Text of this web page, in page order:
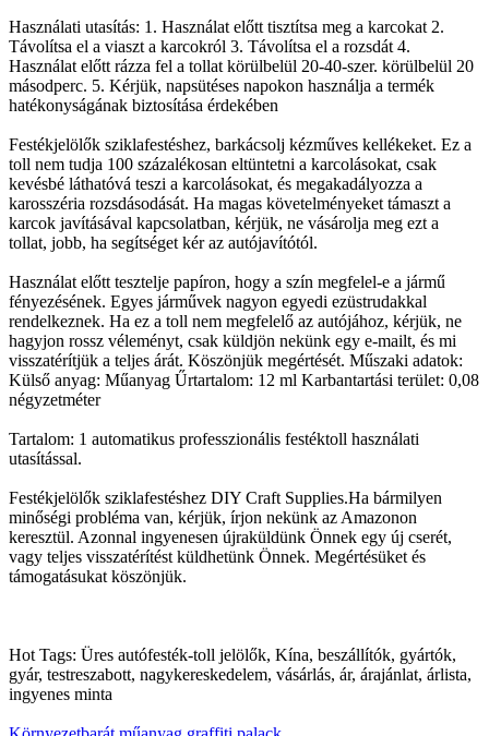
Használati utasítás: 1. Használat előtt tisztítsa meg a karcokat 2.
Távolítsa el a viaszt a karcokról 3. Távolítsa el a rozsdát 4.
Használat előtt rázza fel a tollat ​​körülbelül 20-40-szer. körülbelül 20
másodperc. 5. Kérjük, napsütéses napokon használja a termék
hatékonyságának biztosítása érdekében
Festékjelölők sziklafestéshez, barkácsolj kézműves kellékeket. Ez a
toll nem tudja 100 százalékosan eltüntetni a karcolásokat, csak
kevésbé láthatóvá teszi a karcolásokat, és megakadályozza a
karosszéria rozsdásodását. Ha magas követelményeket támaszt a
karcok javításával kapcsolatban, kérjük, ne vásárolja meg ezt a
tollat, jobb, ha segítséget kér az autójavítótól.
Használat előtt tesztelje papíron, hogy a szín megfelel-e a jármű
fényezésének. Egyes járművek nagyon egyedi ezüstrudakkal
rendelkeznek. Ha ez a toll nem megfelelő az autójához, kérjük, ne
hagyjon rossz véleményt, csak küldjön nekünk egy e-mailt, és mi
visszatérítjük a teljes árát. Köszönjük megértését. Műszaki adatok:
Külső anyag: Műanyag Űrtartalom: 12 ml Karbantartási terület: 0,08
négyzetméter
Tartalom: 1 automatikus professzionális festéktoll használati
utasítással.
Festékjelölők sziklafestéshez DIY Craft Supplies.Ha bármilyen
minőségi probléma van, kérjük, írjon nekünk az Amazonon
keresztül. Azonnal ingyenesen újraküldünk Önnek egy új cserét,
vagy teljes visszatérítést küldhetünk Önnek. Megértésüket és
támogatásukat köszönjük.
Hot Tags: Üres autófesték-toll jelölők, Kína, beszállítók, gyártók,
gyár, testreszabott, nagykereskedelem, vásárlás, ár, árajánlat, árlista,
ingyenes minta